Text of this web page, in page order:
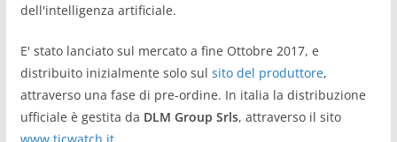
dell'intelligenza artificiale.
E' stato lanciato sul mercato a fine Ottobre 2017, e
distribuito inizialmente solo sul sito del produttore,
attraverso una fase di pre-ordine. In italia la distribuzione
ufficiale è gestita da DLM Group Srls, attraverso il sito
www.ticwatch.it.